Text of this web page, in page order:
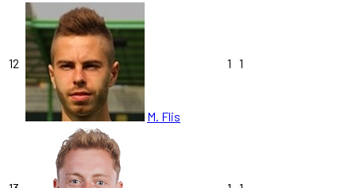
12
M. Flis
1 1